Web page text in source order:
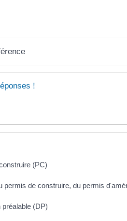
!
(PC)
permis de construire, du permis
préalable (DP)